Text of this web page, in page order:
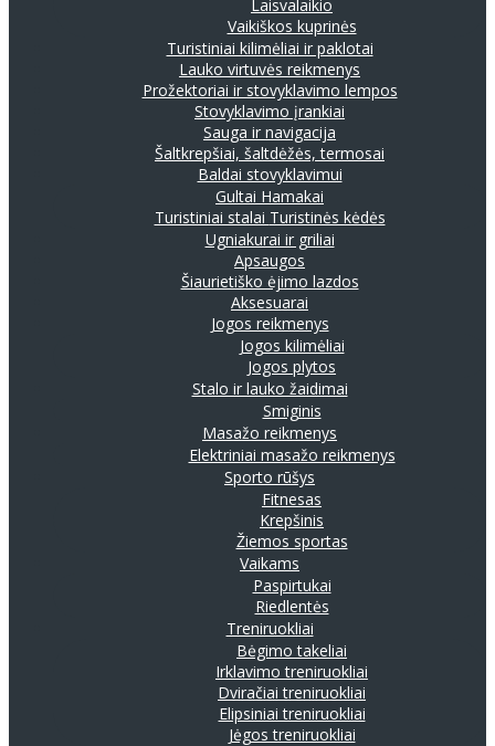
Laisvalaikio
Vaikiškos kuprinės
Turistiniai kilimėliai ir paklotai
Lauko virtuvės reikmenys
Prožektoriai ir stovyklavimo lempos
Stovyklavimo įrankiai
Sauga ir navigacija
Šaltkrepšiai, šaltdėžės, termosai
Baldai stovyklavimui
Gultai Hamakai
Turistiniai stalai Turistinės kėdės
Ugniakurai ir griliai
Apsaugos
Šiaurietiško ėjimo lazdos
Aksesuarai
Jogos reikmenys
Jogos kilimėliai
Jogos plytos
Stalo ir lauko žaidimai
Smiginis
Masažo reikmenys
Elektriniai masažo reikmenys
Sporto rūšys
Fitnesas
Krepšinis
Žiemos sportas
Vaikams
Paspirtukai
Riedlentės
Treniruokliai
Bėgimo takeliai
Irklavimo treniruokliai
Dviračiai treniruokliai
Elipsiniai treniruokliai
Jėgos treniruokliai